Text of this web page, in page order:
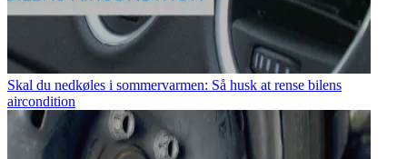
Skal du nedkøles i sommervarmen: Så husk at rense bilens
aircondition